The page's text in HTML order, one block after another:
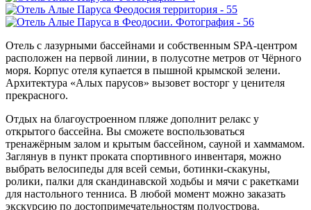
Отель с лазурными бассейнами и собственным SPA-центром
расположен на первой линии, в полусотне метров от Чёрного
моря. Корпус отеля купается в пышной крымской зелени.
Архитектура «Алых парусов» вызовет восторг у ценителя
прекрасного.
Отдых на благоустроенном пляже дополнит релакс у
открытого бассейна. Вы сможете воспользоваться
тренажёрным залом и крытым бассейном, сауной и хаммамом.
Заглянув в пункт проката спортивного инвентаря, можно
выбрать велосипеды для всей семьи, ботинки-скакуны,
ролики, палки для скандинавской ходьбы и мячи с ракетками
для настольного тенниса. В любой момент можно заказать
экскурсию по достопримечательностям полуострова.